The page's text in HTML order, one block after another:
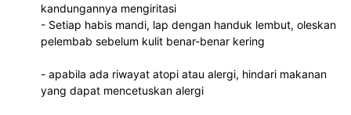
kandungannya mengiritasi
- Setiap habis mandi, lap dengan handuk lembut, oleskan
pelembab sebelum kulit benar-benar kering
- apabila ada riwayat atopi atau alergi, hindari makanan
yang dapat mencetuskan alergi